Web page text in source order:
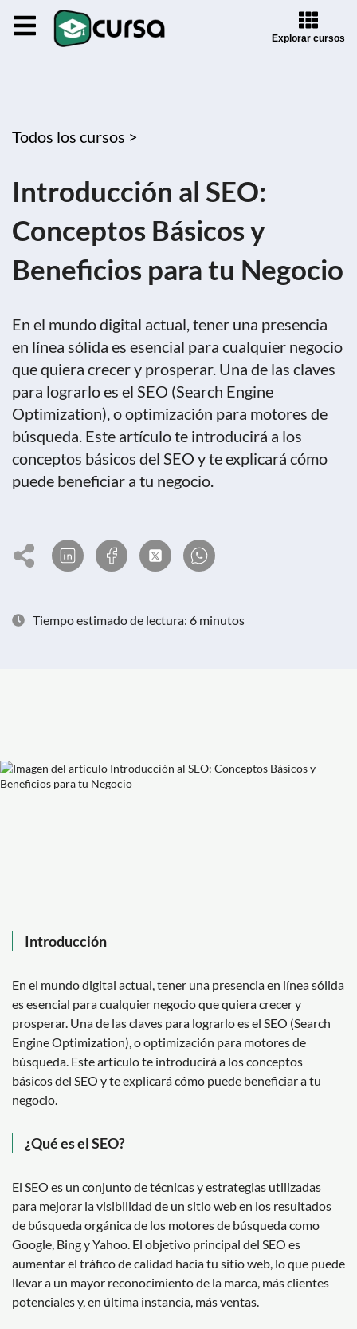
Explorar cursos
Todos los cursos >
Introducción al SEO:
Conceptos Básicos y
Beneficios para tu Negocio
En el mundo digital actual, tener una presencia
en línea sólida es esencial para cualquier negocio
que quiera crecer y prosperar. Una de las claves
para lograrlo es el SEO (Search Engine
Optimization), o optimización para motores de
búsqueda. Este artículo te introducirá a los
conceptos básicos del SEO y te explicará cómo
puede beneficiar a tu negocio.
Tiempo estimado de lectura: 6 minutos
Introducción
En el mundo digital actual, tener una presencia en línea sólida
es esencial para cualquier negocio que quiera crecer y
prosperar. Una de las claves para lograrlo es el SEO (Search
Engine Optimization), o optimización para motores de
búsqueda. Este artículo te introducirá a los conceptos
básicos del SEO y te explicará cómo puede beneficiar a tu
negocio.
¿Qué es el SEO?
El SEO es un conjunto de técnicas y estrategias utilizadas
para mejorar la visibilidad de un sitio web en los resultados
de búsqueda orgánica de los motores de búsqueda como
Google, Bing y Yahoo. El objetivo principal del SEO es
aumentar el tráfico de calidad hacia tu sitio web, lo que puede
llevar a un mayor reconocimiento de la marca, más clientes
potenciales y, en última instancia, más ventas.